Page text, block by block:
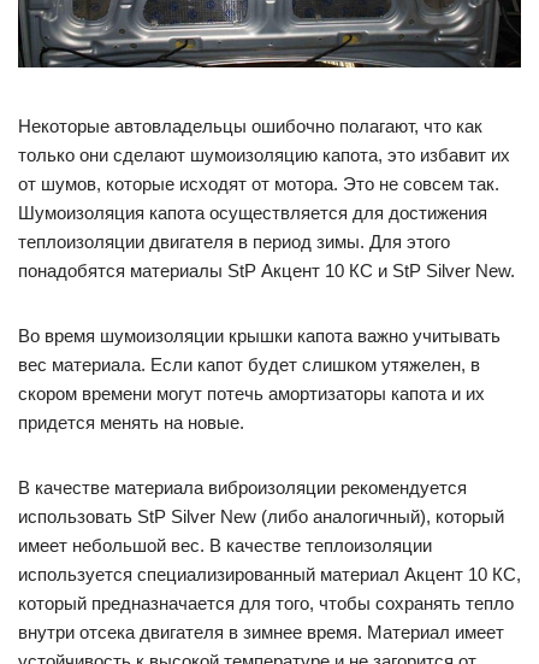
Некоторые автовладельцы ошибочно полагают, что как
только они сделают шумоизоляцию капота, это избавит их
от шумов, которые исходят от мотора. Это не совсем так.
Шумоизоляция капота осуществляется для достижения
теплоизоляции двигателя в период зимы. Для этого
понадобятся материалы StP Акцент 10 КС и StP Silver New.
Во время шумоизоляции крышки капота важно учитывать
вес материала. Если капот будет слишком утяжелен, в
скором времени могут потечь амортизаторы капота и их
придется менять на новые.
В качестве материала виброизоляции рекомендуется
использовать StP Silver New (либо аналогичный), который
имеет небольшой вес. В качестве теплоизоляции
используется специализированный материал Акцент 10 КС,
который предназначается для того, чтобы сохранять тепло
внутри отсека двигателя в зимнее время. Материал имеет